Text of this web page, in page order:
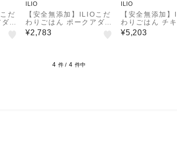
だ
ル
％
グ
ILIO
【安全無添加】ILIOこだ
わりごはん ポークアダル
ト400g / 自然素材100％
の国産プレミアムドッグ
¥2,783
ILIO
【安全無添加
わりごはん チキ
＆ライト800g /
材100％の国産
¥5,203
4 件 / 4 件中